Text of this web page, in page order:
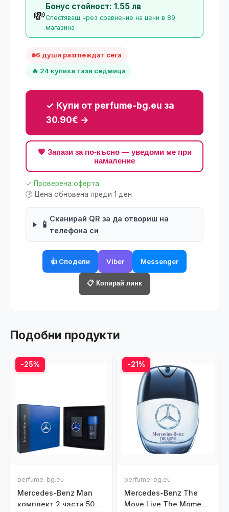
💸
Бонус стойност: 1.55 лв
Спестяваш чрез сравнение на цени в 89
магазина
6 души разглеждат сега
🔥 24 купиха тази седмица
✓ Купи от perfume-bg.eu за
30.90€ →
💖 Запази за по-късно — уведоми ме при
намаление
✓ Проверена оферта
🕑 Цена обновена преди 1 ден
📱
Сканирай QR за да отвориш на
телефона си
👍 Сподели Viber Messenger
📋 Копирай линк
Подобни продукти
-25%
perfume-bg.eu
Mercedes-Benz Man
комплект 2 части 50
-21%
perfume-bg.eu
Mercedes-Benz The
Move Live The Moment